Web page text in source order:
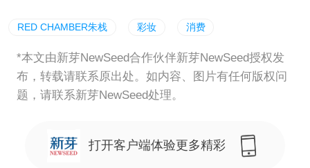
RED CHAMBER朱栈 彩妆 消费
*本文由新芽NewSeed合作伙伴新芽NewSeed授权发
布，转载请联系原出处。如内容、图片有任何版权问
题，请联系新芽NewSeed处理。
打开客户端体验更多精彩